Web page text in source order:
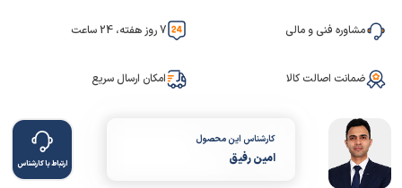
مشاوره فنی و مالی 7 روز هفته، 24 ساعت
ضمانت اصالت کالا امکان ارسال سریع
کارشناس این محصول
امین رفیق ارتباط با کارشناس